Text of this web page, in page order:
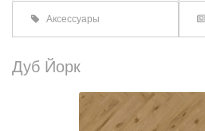
Аксессуары
Дуб Йорк